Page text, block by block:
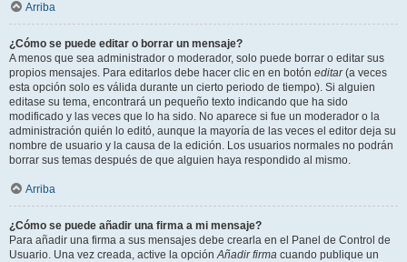
Arriba
¿Cómo se puede editar o borrar un mensaje?
A menos que sea administrador o moderador, solo puede borrar o editar sus
propios mensajes. Para editarlos debe hacer clic en en botón editar(a veces
esta opción solo es válida durante un cierto periodo de tiempo). Si alguien
editase su tema, encontrará un pequeño texto indicando que ha sido
modificado y las veces que lo ha sido. No aparece si fue un moderador o la
administración quién lo editó, aunque la mayoría de las veces el editor deja su
nombre de usuario y la causa de la edición. Los usuarios normales no podrán
borrar sus temas después de que alguien haya respondido al mismo.
Arriba
¿Cómo se puede añadir una firma a mi mensaje?
Para añadir una firma a sus mensajes debe crearla en el Panel de Control de
Usuario. Una vez creada, active la opciónAñadir firma cuando publique un